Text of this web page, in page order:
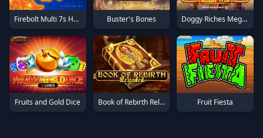
Firebolt Multi 7s Hold and Win Buster's Bones Doggy Riches Megaways
Fruits and Gold Dice Book of Rebirth Reloaded Fruit Fiesta